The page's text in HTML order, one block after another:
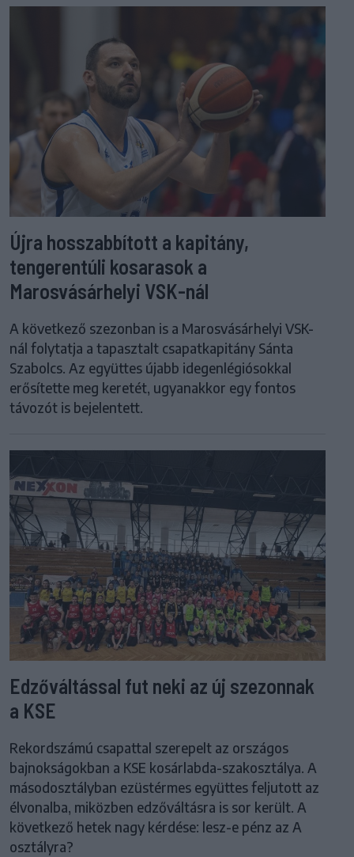
Újra hosszabbított a kapitány,
tengerentúli kosarasok a
Marosvásárhelyi VSK-nál
A következő szezonban is a Marosvásárhelyi VSK-
nál folytatja a tapasztalt csapatkapitány Sánta
Szabolcs. Az együttes újabb idegenlégiósokkal
erősítette meg keretét, ugyanakkor egy fontos
távozót is bejelentett.
Edzőváltással fut neki az új szezonnak
a KSE
Rekordszámú csapattal szerepelt az országos
bajnokságokban a KSE kosárlabda-szakosztálya. A
másodosztályban ezüstérmes együttes feljutott az
élvonalba, miközben edzőváltásra is sor került. A
következő hetek nagy kérdése: lesz-e pénz az A
osztályra?